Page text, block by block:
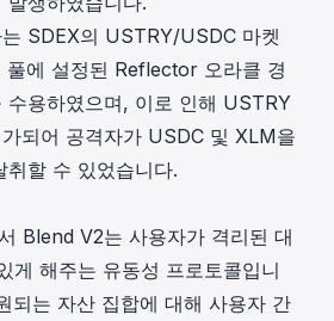
SDEX의 USTRY/USDC 마켓
풀에 설정된 Reflector 오라클 경
수용하였으며, 이로 인해 USTRY
되어 공격자가 USDC 및 XLM을
할 수 있었습니다.
Blend V2는 사용자가 격리된 대
게 해주는 유동성 프로토콜입니
되는 자산 집합에 대해 사용자 간